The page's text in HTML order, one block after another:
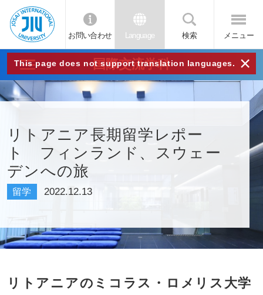
JIU
城西
国際
大学
お問い合わせ Language 検索 メニュー
This page does not support translation languages. ×
国際交流学科
リトアニア長期留学レポー
ト フィンランド、スウェー
デンへの旅
留学 2022.12.13
リトアニアのミコラス・ロメリス大学